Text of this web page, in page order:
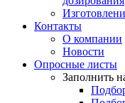
Контакты
О компании
Новости
Опросные листы
Заполнить